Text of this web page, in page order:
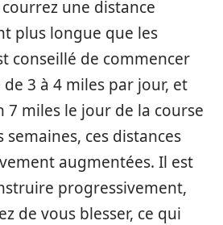
une distance
plus longue que les
conseillé de commencer
3 à 4 miles par jour, et
7 miles le jour de la course
semaines, ces distances
augmentées. Il est
progressivement,
de vous blesser, ce qui